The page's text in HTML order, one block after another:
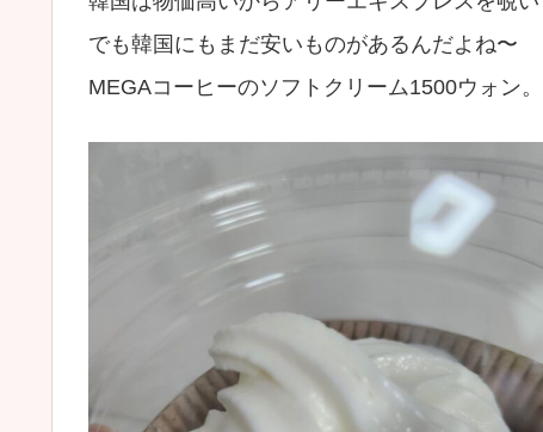
でも韓国にもまだ安いものがあるんだよね〜
MEGAコーヒーのソフトクリーム1500ウォン